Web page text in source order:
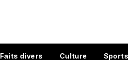
Faits divers Culture Sports